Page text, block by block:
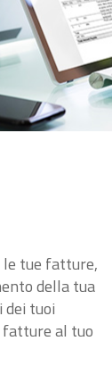
le tue fatture,
della tua
tuoi
al tuo